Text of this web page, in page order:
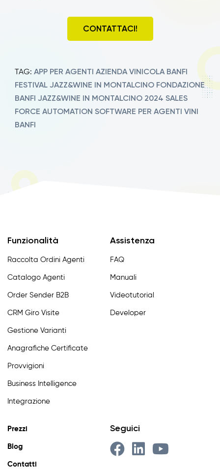
CONTATTACI!
TAG: APP PER AGENTI AZIENDA VINICOLA BANFI
FESTIVAL JAZZ&WINE IN MONTALCINO FONDAZIONE
BANFI JAZZ&WINE IN MONTALCINO 2024 SALES
FORCE AUTOMATION SOFTWARE PER AGENTI VINI
BANFI
Funzionalità
Raccolta Ordini Agenti
Catalogo Agenti
Order Sender B2B
CRM Giro Visite
Gestione Varianti
Anagrafiche Certificate
Provvigioni
Business Intelligence
Integrazione
Assistenza
FAQ
Manuali
Videotutorial
Developer
Prezzi
Blog
Contatti
Seguici